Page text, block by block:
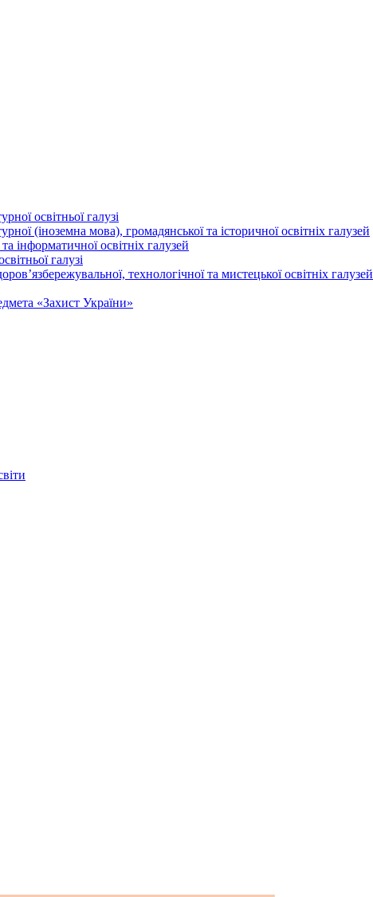
освітньої галузі
(іноземна мова), громадянської та історичної освітніх галузей
інформатичної освітніх галузей
галузі
технологічної та мистецької освітніх галузей
«Захист України»